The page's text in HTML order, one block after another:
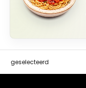
geselecteerd